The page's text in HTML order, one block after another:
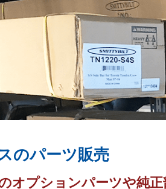
のパーツ販売
オプションパーツや純